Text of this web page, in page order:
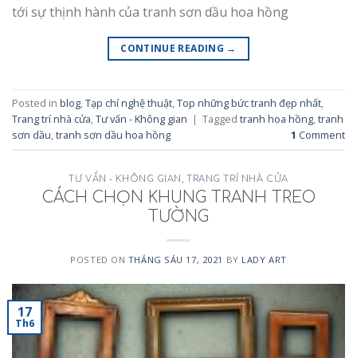
tới sự thịnh hành của tranh sơn dầu hoa hồng
CONTINUE READING →
Posted in blog,Tạp chí nghệ thuật,Top những bức tranh đẹp nhất,
Trang trí nhà cửa,Tư vấn - Không gian | Tagged tranh hoa hồng,tranh
sơn dầu,tranh sơn dầu hoa hồng 1 Comment
TƯ VẤN - KHÔNG GIAN , TRANG TRÍ NHÀ CỬA
CÁCH CHỌN KHUNG TRANH TREO
TƯỜNG
POSTED ON THÁNG SÁU 17, 2021 BY LADY ART
17
Th6